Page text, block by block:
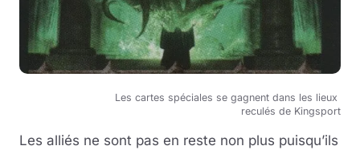
Les cartes spéciales se gagnent dans les lieux
reculés de Kingsport
Les alliés ne sont pas en reste non plus puisqu’ils